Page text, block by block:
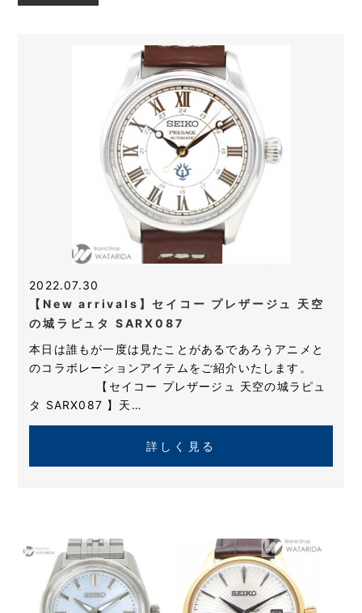
2022.07.30
【New arrivals】セイコー プレザージュ 天空
の城ラピュタ SARX087
本日は誰もが一度は見たことがあるであろうアニメと
のコラボレーションアイテムをご紹介いたします。
【セイコー プレザージュ 天空の城ラピュ
タ SARX087 】天…
詳しく見る